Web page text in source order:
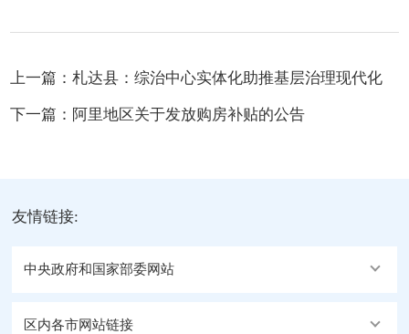
上一篇：札达县：综治中心实体化助推基层治理现代化
下一篇： 阿里地区关于发放购房补贴的公告
友情链接:
中央政府和国家部委网站
区内各市网站链接